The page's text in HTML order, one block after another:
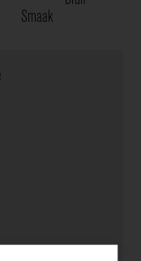
Smaak